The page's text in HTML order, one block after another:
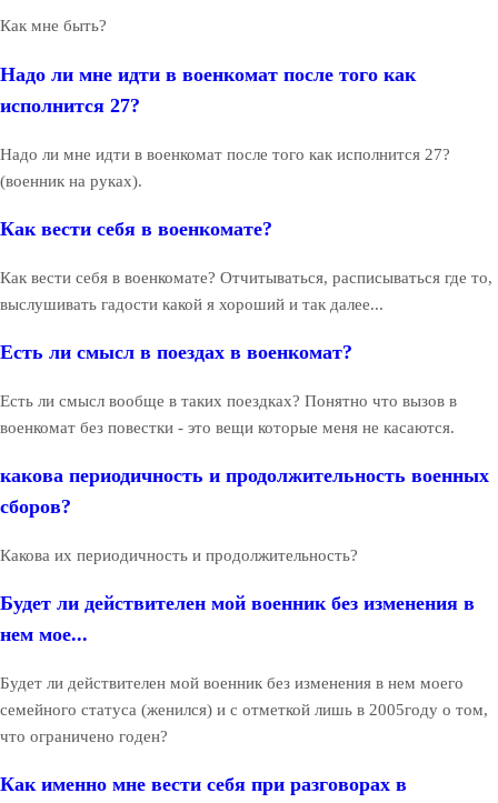
Как мне быть?
Надо ли мне идти в военкомат после того как
исполнится 27?
Надо ли мне идти в военкомат после того как исполнится 27?
(военник на руках).
Как вести себя в военкомате?
Как вести себя в военкомате? Отчитываться, расписываться где то,
выслушивать гадости какой я хороший и так далее...
Есть ли смысл в поездах в военкомат?
Есть ли смысл вообще в таких поездках? Понятно что вызов в
военкомат без повестки - это вещи которые меня не касаются.
какова периодичность и продолжительность военных
сборов?
Какова их периодичность и продолжительность?
Будет ли действителен мой военник без изменения в
нем мое...
Будет ли действителен мой военник без изменения в нем моего
семейного статуса (женился) и с отметкой лишь в 2005году о том,
что ограничено годен?
Как именно мне вести себя при разговорах в